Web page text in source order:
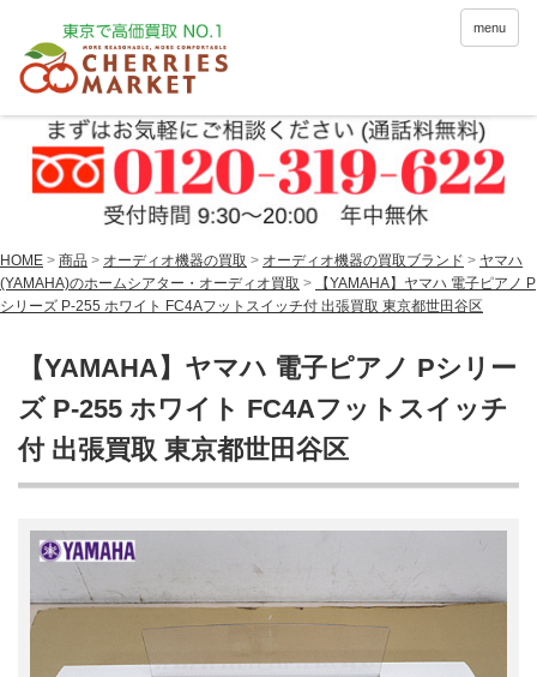
menu
HOME > 商品 > オーディオ機器の買取 > オーディオ機器の買取ブランド > ヤマハ
(YAMAHA)のホームシアター・オーディオ買取 >
【YAMAHA】ヤマハ 電子ピアノ P
シリーズ P-255 ホワイト FC4Aフットスイッチ付 出張買取 東京都世田谷区
【YAMAHA】ヤマハ 電子ピアノ Pシリー
ズ P-255 ホワイト FC4Aフットスイッチ
付 出張買取 東京都世田谷区